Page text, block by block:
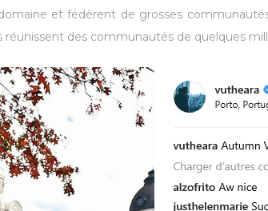
et fédèrent de grosses
des communautés de quelques